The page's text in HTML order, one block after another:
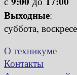
Выходные:
суббота,
О техникуме
Контакты